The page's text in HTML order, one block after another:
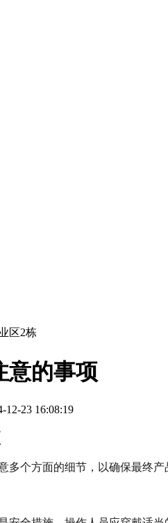
区2栋
意的事项
12-23 16:08:19
多个方面的细节，以确保最终